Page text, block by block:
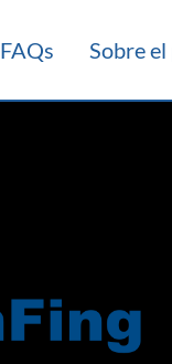
FAQs Sobre